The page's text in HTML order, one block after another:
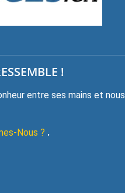
!
entre ses mains et
Nous ? .